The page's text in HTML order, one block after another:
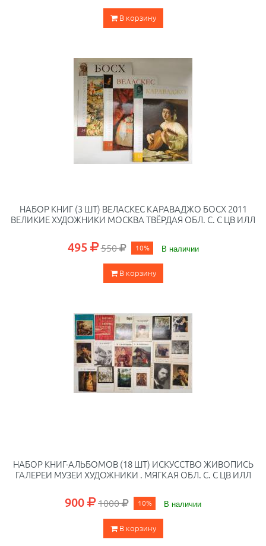
В корзину
НАБОР КНИГ (3 ШТ) ВЕЛАСКЕС КАРАВАДЖО БОСХ 2011
ВЕЛИКИЕ ХУДОЖНИКИ МОСКВА ТВЁРДАЯ ОБЛ. С. С ЦВ ИЛЛ
495 550 10% В наличии
В корзину
НАБОР КНИГ-АЛЬБОМОВ (18 ШТ) ИСКУССТВО ЖИВОПИСЬ
ГАЛЕРЕИ МУЗЕИ ХУДОЖНИКИ . МЯГКАЯ ОБЛ. С. С ЦВ ИЛЛ
900 1000 10% В наличии
В корзину